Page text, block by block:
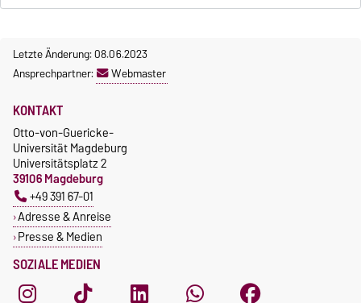
Letzte Änderung: 08.06.2023
Ansprechpartner:
Webmaster
SOZIALE MEDIEN
KONTAKT
Otto-von-Guericke-
Universität Magdeburg
Universitätsplatz 2
39106 Magdeburg
+49 391 67-01
Adresse & Anreise
Presse & Medien